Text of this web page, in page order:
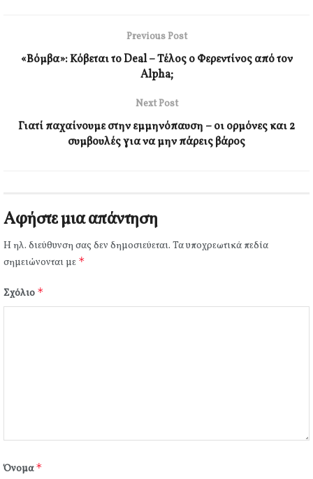
Previous Post
«Βόμβα»: Κόβεται το Deal – Τέλος ο Φερεντίνος από τον
Alpha;
Next Post
Γιατί παχαίνουμε στην εμμηνόπαυση – οι ορμόνες και 2
συμβουλές για να μην πάρεις βάρος
Αφήστε μια απάντηση
Η ηλ. διεύθυνση σας δεν δημοσιεύεται. Τα υποχρεωτικά πεδία
σημειώνονται με *
Σχόλιο *
Όνομα*